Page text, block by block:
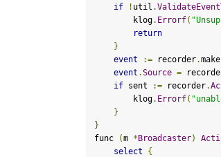
if
! util .
        klog
. Errorf(
return
}
event
:= recorder.
event .Source =
if sent := recorder.
        klog
. Errorf(
}
}
func
(m *Broadcaster)
select
{